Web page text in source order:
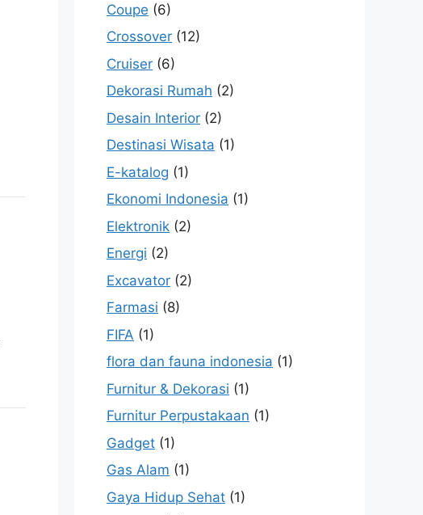
Coupe (6)
Crossover (12)
Cruiser (6)
Dekorasi Rumah (2)
Desain Interior (2)
Destinasi Wisata (1)
E-katalog (1)
Ekonomi Indonesia (1)
Elektronik (2)
Energi (2)
Excavator (2)
Farmasi (8)
FIFA (1)
flora dan fauna indonesia (1)
Furnitur & Dekorasi (1)
Furnitur Perpustakaan (1)
Gadget (1)
Gas Alam (1)
Gaya Hidup Sehat (1)